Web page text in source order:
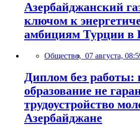
Азербайджанский
ключом к
амбициям Турции в
Общество, 07 августа,
Диплом без работы:
образование не
трудоустройство
Азербайджане